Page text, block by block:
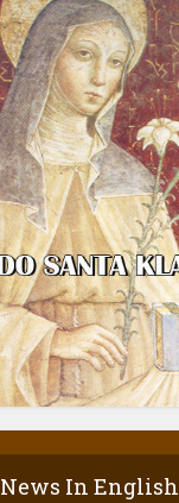
News In English